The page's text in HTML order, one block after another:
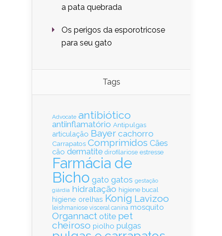
a pata quebrada
Os perigos da esporotricose
para seu gato
Tags
Advocate antibiótico
antiinflamatório Antipulgas
articulação Bayer cachorro
Carrapatos Comprimidos Cães
cão dermatite dirofilariose estresse
Farmácia de
Bicho gato gatos gestação
giárdia hidratação higiene bucal
higiene orelhas Konig Lavizoo
leishmaniose visceral canina mosquito
Organnact otite pet
cheiroso piolho pulgas